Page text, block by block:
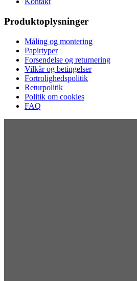
Produktoplysninger
Måling og montering
Papirtyper
Forsendelse og returnering
Vilkår og betingelser
Fortrolighedspolitik
Returpolitik
Politik om cookies
FAQ